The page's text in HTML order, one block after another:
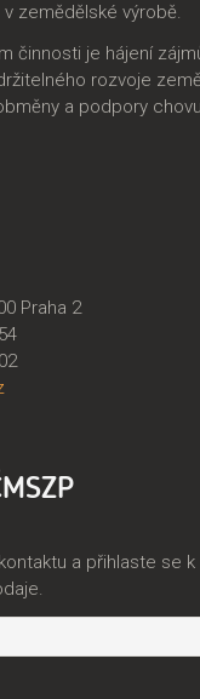
zemědělské výrobě.
činnosti je hájení
rozvoje
a podpory
Praha 2
a přihlaste se